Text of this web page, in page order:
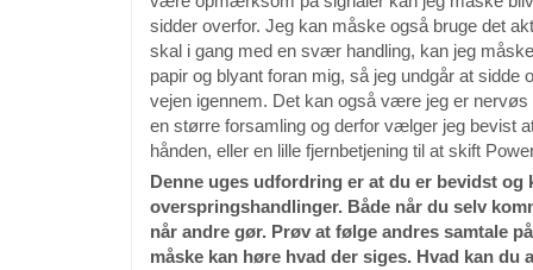
sidder overfor. Jeg kan måske også bruge det
skal i gang med en svær handling, kan jeg
papir og blyant foran mig, så jeg undgår at sidde
vejen igennem. Det kan også være jeg er nervøs
en større forsamling og derfor vælger jeg bevist
hånden, eller en lille fjernbetjening til at skift
Denne uges udfordring er at du er bevidst og
overspringshandlinger. Både når du selv
når andre gør. Prøv at følge andres samtale
måske kan høre hvad der siges. Hvad kan